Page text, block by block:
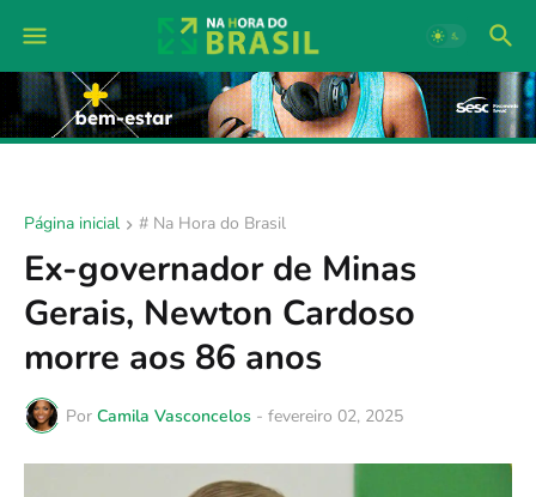
Página inicial # Na Hora do Brasil
Ex-governador de Minas
Gerais, Newton Cardoso
morre aos 86 anos
Por Camila Vasconcelos - fevereiro 02, 2025